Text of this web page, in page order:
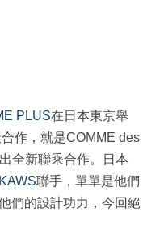
PLUS在日本東京舉
作，就是COMME des
全新聯乘合作。日本
KAWS聯手，單單是他們
們的設計功力，今回絕